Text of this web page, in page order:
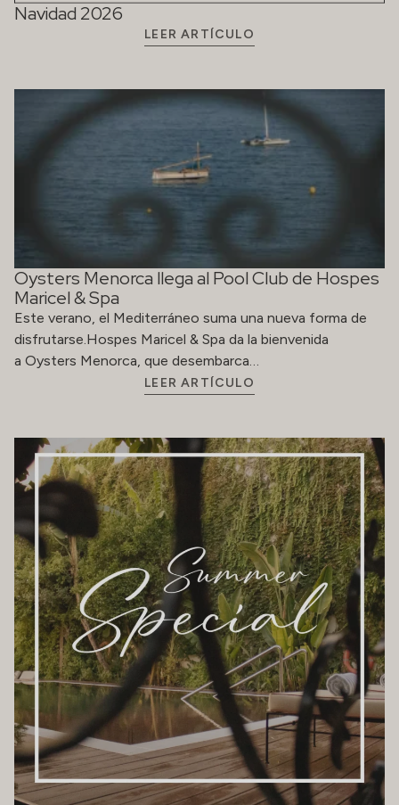
Navidad 2026
LEER ARTÍCULO
Oysters Menorca llega al Pool Club de Hospes
Maricel & Spa
Este verano, el Mediterráneo suma una nueva forma de
disfrutarse.Hospes Maricel & Spa da la bienvenida
a Oysters Menorca, que desembarca…
LEER ARTÍCULO